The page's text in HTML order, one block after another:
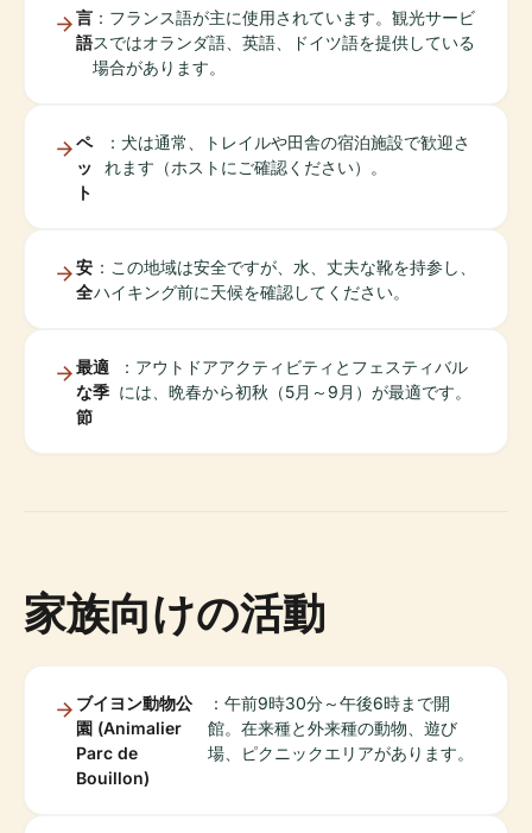
言
語
：フランス語が主に使用されています。観光サービ
スではオランダ語、英語、ドイツ語を提供している
場合があります。
ペ
ッ
ト
：犬は通常、トレイルや田舎の宿泊施設で歓迎さ
れます（ホストにご確認ください）。
安
全
：この地域は安全ですが、水、丈夫な靴を持参し、
ハイキング前に天候を確認してください。
最適
な季
節
：アウトドアアクティビティとフェスティバル
には、晩春から初秋（5月～9月）が最適です。
家族向けの活動
ブイヨン動物公
園 (Animalier
Parc de
Bouillon)
：午前9時30分～午後6時まで開
館。在来種と外来種の動物、遊び
場、ピクニックエリアがあります。